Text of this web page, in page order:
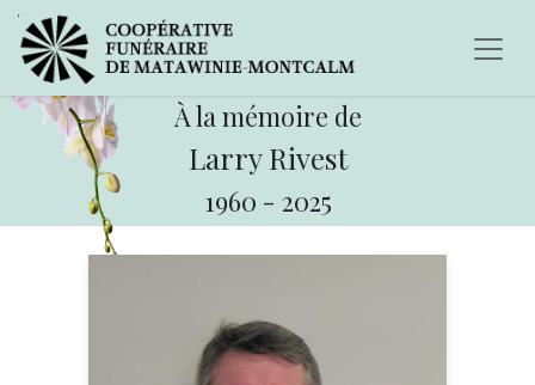
À la mémoire de
Larry Rivest
1960 - 2025